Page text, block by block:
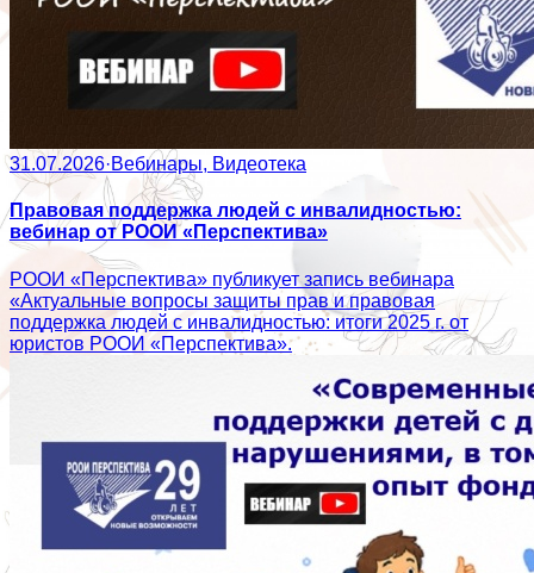
31.07.2026·Вебинары, Видеотека
Правовая поддержка людей с инвалидностью:
вебинар от РООИ «Перспектива»
РООИ «Перспектива» публикует запись вебинара
«Актуальные вопросы защиты прав и правовая
поддержка людей с инвалидностью: итоги 2025 г. от
юристов РООИ «Перспектива».